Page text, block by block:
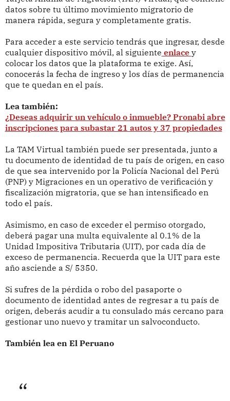
datos sobre tu último movimiento migratorio de
manera rápida, segura y completamente gratis.
Para acceder a este servicio tendrás que ingresar, desde
cualquier dispositivo móvil, al siguiente enlace y
colocar los datos que la plataforma te exige. Así,
conocerás la fecha de ingreso y los días de permanencia
que te quedan en el país.
Lea también:
¿Deseas adquirir un vehículo o inmueble? Pronabi abre
inscripciones para subastar 21 autos y 37 propiedades
La TAM Virtual también puede ser presentada, junto a
tu documento de identidad de tu país de origen, en caso
de que sea intervenido por la Policía Nacional del Perú
(PNP) y Migraciones en un operativo de verificación y
fiscalización migratoria, que se han intensificado en
todo el país.
Asimismo, en caso de exceder el permiso otorgado,
deberá pagar una multa equivalente al 0.1% de la
Unidad Impositiva Tributaria (UIT), por cada día de
exceso de permanencia. Recuerda que la UIT para este
año asciende a S/ 5350.
Si sufres de la pérdida o robo del pasaporte o
documento de identidad antes de regresar a tu país de
origen, deberás acudir a tu consulado más cercano para
gestionar uno nuevo y tramitar un salvoconducto.
También lea en El Peruano